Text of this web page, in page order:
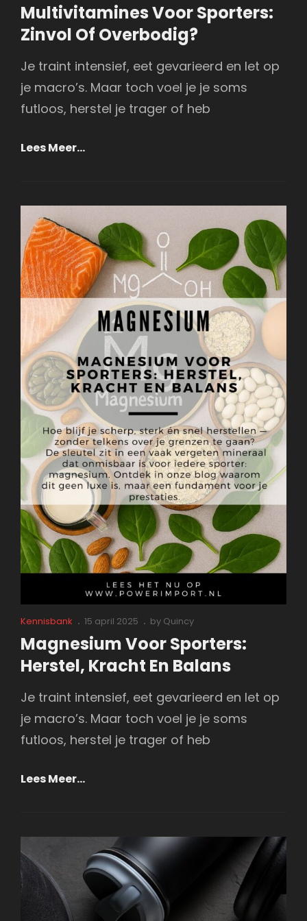
Links
Multivitamines Voor Sporters:
Zinvol Of Overbodig?
Je traint intensief, eet gevarieerd en let op
je macro’s. Maar toch voel je je soms
futloos, herstel je trager of heb
Lees Meer…Multivitamines
Zinvol
Overbodig?
Cat
Links
Kennisbank
Posted
on
15 april 2025 by Quincy
Magnesium Voor Sporters:
Herstel, Kracht En Balans
Je traint intensief, eet gevarieerd en let op
je macro’s. Maar toch voel je je soms
futloos, herstel je trager of heb
Lees Meer…Magnesium
Herstel,
Kracht
En
Balans